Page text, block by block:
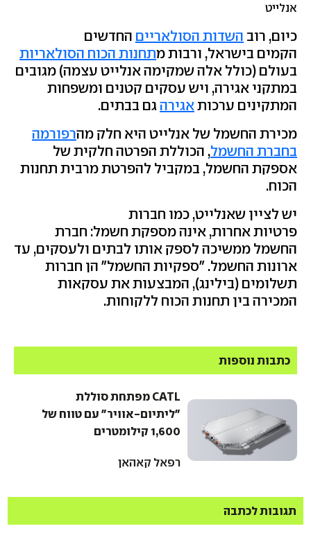
אנלייט
כיום, רוב השדות הסולאריים החדשים
הקמים בישראל, ורבות מתחנות הכוח הסולאריות
בעולם (כולל אלה שמקימה אנלייט עצמה) מגובים
במתקני אגירה, ויש עסקים קטנים ומשפחות
המתקינים ערכותאגירהגם בבתים.
מכירת החשמל של אנלייט היא חלק מהרפורמה
בחברת החשמל, הכוללת הפרטה חלקית של
אספקת החשמל, במקביל להפרטת מרבית תחנות
הכוח.
יש לציין שאנלייט, כמו חברות
פרטיות אחרות, אינה מספקת חשמל: חברת
החשמל ממשיכה לספק אותו לבתים ולעסקים, עד
ארונות החשמל. "ספקיות החשמל" הן חברות
תשלומים (בילינג), המבצעות את עסקאות
המכירה בין תחנות הכוח ללקוחות.
כתבות נוספות
CATL מפתחת סוללת
"ליתיום-אוויר" עם טווח של
1,600 קילומטרים
רפאל קאהאן
תגובות לכתבה